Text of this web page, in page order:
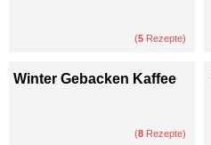
(5 Rezepte)
Winter Gebacken Kaffee
(8 Rezepte)